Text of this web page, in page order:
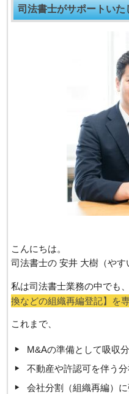
司法書士がサポートいた
こんにちは。
司法書士の 安井 大樹（やす
私は司法書士業務の中でも
換などの組織再編登記】を
これまで、
M&Aの準備として吸収
不動産や許認可を伴う
会社分割（組織再編）